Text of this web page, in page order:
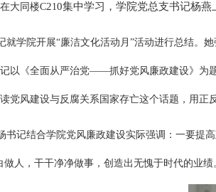
大同楼C210集中学习，学院党总支书记杨燕
就学院开展“廉洁文化活动月”活动进行总结。
以《全面从严治党——抓好党风廉政建设》为题
党风建设与反腐关系国家存亡这个话题，用正
书记结合学院党风廉政建设实际强调：一要提
做人，干干净净做事，创造出无愧于时代的业绩